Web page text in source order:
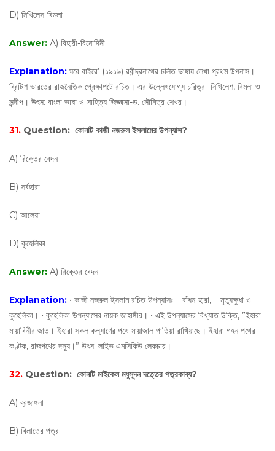
D) নিখিলেস-বিমলা
Answer: A) বিহারী-বিনোদিনী
Explanation: ঘরে বাইরে’ (১৯১৬) রবীন্দ্রনাথের চলিত ভাষায় লেখা প্রথম উপনাস।
ব্রিটিশ ভারতের রাজনৈতিক প্রেক্ষাপটে রচিত। এর উল্লেখযােগ্য চরিত্র- নিখিলেশ, বিমলা ও
সন্দীপ। উৎস: বাংলা ভাষা ও সাহিত্য জিজ্ঞাসা-ড. সৌমিত্র শেখর।
31. Question: কোনটি কাজী নজরুল ইসলামের উপন্যাস?
A) রিক্তের বেদন
B) সর্বহারা
C) আলেয়া
D) কুহেলিকা
Answer: A) রিক্তের বেদন
Explanation: • কাজী নজরুল ইসলাম রচিত উপন্যাসঃ – বাঁধন-হারা, – মৃত্যুক্ষুধা ও –
কুহেলিকা। • কুহেলিকা উপন্যাসের নায়ক জাহাঙ্গীর। • এই উপন্যাসের বিখ্যাত উক্তি, ”ইহারা
মায়াবিনীর জাত। ইহারা সকল কল্যাণের পথে মায়াজাল পাতিয়া রাখিয়াছে। ইহারা গহন পথের
কণ্টক, রাজপথের দস্যু।” উৎস: লাইভ এমসিকিউ লেকচার।
32. Question: কোনটি মাইকেল মধুসূদন দত্তের পত্রকাব্য?
A) ব্রজাঙ্গনা
B) বিলাতের পত্র